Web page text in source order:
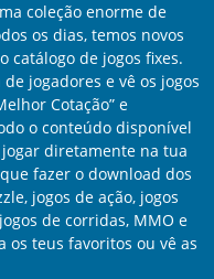
coleção enorme de
os dias, temos novos
catálogo de jogos fixes.
jogadores e vê os jogos
Cotação” e
o conteúdo disponível
diretamente na tua
fazer o download dos
jogos de ação, jogos
de corridas, MMO e
os teus favoritos ou vê as